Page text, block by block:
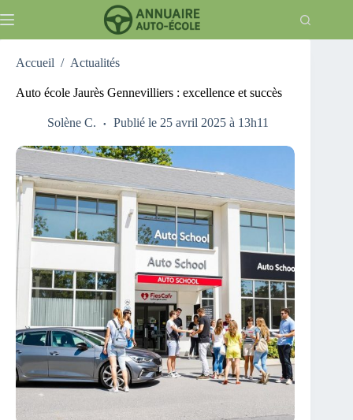
au
Accueil / Actualités
Auto école Jaurès Gennevilliers : excellence et succès
Solène C. Publié le 25 avril 2025 à 13h11